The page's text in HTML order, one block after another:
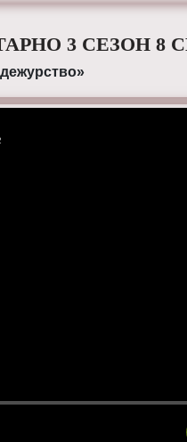
3 СЕЗОН 8